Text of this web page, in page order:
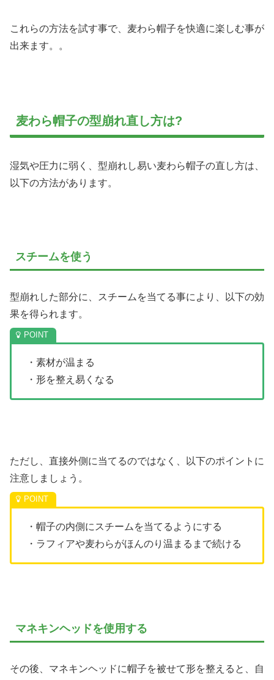
これらの方法を試す事で、麦わら帽子を快適に楽しむ事が
出来ます。。
麦わら帽子の型崩れ直し方は?
湿気や圧力に弱く、型崩れし易い麦わら帽子の直し方は、
以下の方法があります。
スチームを使う
型崩れした部分に、スチームを当てる事により、以下の効
果を得られます。
・素材が温まる
・形を整え易くなる
ただし、直接外側に当てるのではなく、以下のポイントに
注意しましょう。
・帽子の内側にスチームを当てるようにする
・ラフィアや麦わらがほんのり温まるまで続ける
マネキンヘッドを使用する
その後、マネキンヘッドに帽子を被せて形を整えると、自